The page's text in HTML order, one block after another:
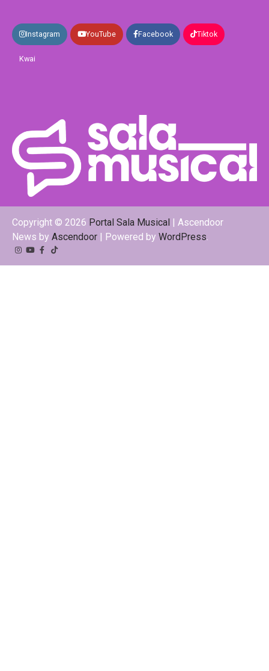
Instagram YouTube Facebook Tiktok
Kwai
Copyright © 2026 Portal Sala Musical | Ascendoor
News by Ascendoor | Powered by WordPress
Instagram
YouTube
Facebook
Tiktok